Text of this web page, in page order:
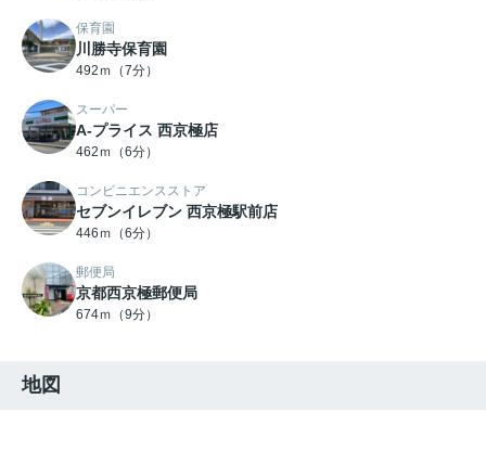
保育園
川勝寺保育園
492ｍ（7分）
スーパー
A-プライス 西京極店
462ｍ（6分）
コンビニエンスストア
セブンイレブン 西京極駅前店
446ｍ（6分）
郵便局
京都西京極郵便局
674ｍ（9分）
地図